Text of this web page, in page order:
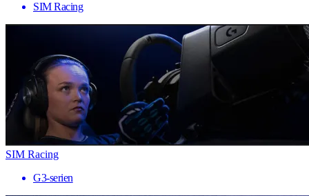
SIM Racing
SIM Racing
G3-serien